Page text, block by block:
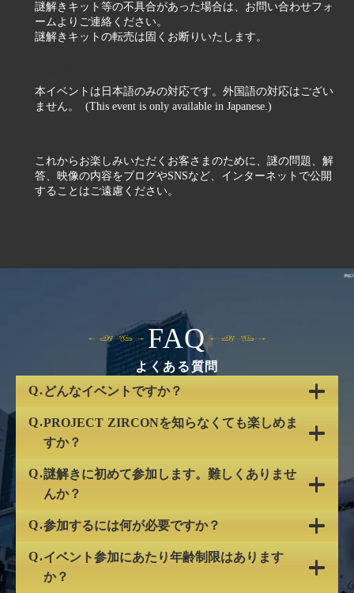
謎解きキット等の不具合があった場合は、お問い合わせフォ
ームよりご連絡ください。
謎解きキットの転売は固くお断りいたします。
本イベントは日本語のみの対応です。外国語の対応はござい
ません。 (This event is only available in Japanese.)
これからお楽しみいただくお客さまのために、謎の問題、解
答、映像の内容をブログやSNSなど、インターネットで公開
することはご遠慮ください。
FAQ
よくある質問
Q.どんなイベントですか？
A.このイベントは、渋谷の街を探索しながら謎を解き
進めていき、次の目的地を探していく体験型ゲー
て４つの物語をお楽しみいただけます。
Q.PROJECT ZIRCONを知らなくても楽しめま
すか？
A.もちろんお楽しみいただけますが、PROJECT
ZIRCONの世界を知ることでよりストーリーをお楽し
ZIRCONをチェックしてみてください。
Q.謎解きに初めて参加します。難しくありませ
んか？
A.ときにはひらめきが必要になるかもしれませんが、
意しております。初めての方でも安心してご参加く
ださい。
Q.参加するには何が必要ですか？
A.筆記用具と各所で配布している謎解きキット、LINE
アプリを使用できる端末（スマートフォンやタブレ
Q.イベント参加にあたり年齢制限はあります
か？